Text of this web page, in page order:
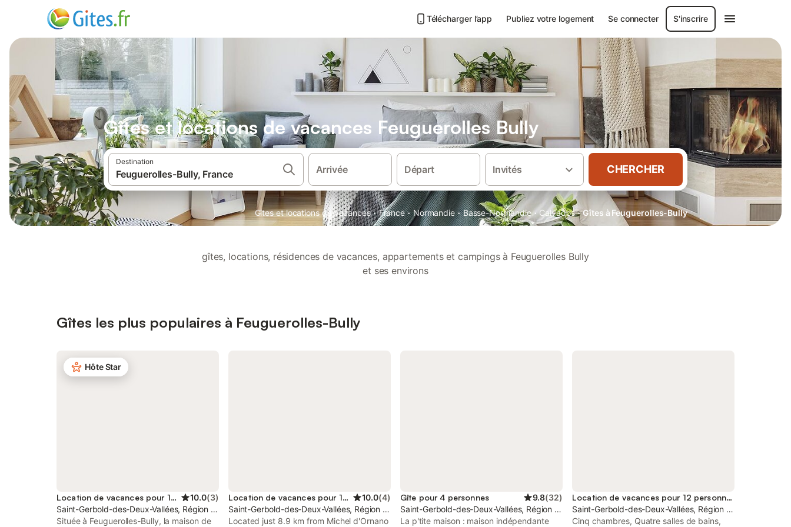
Télécharger l’app Publiez votre logement Se connecter S'inscrire
Gîtes et locations de vacances Feuguerolles Bully
Destination
Arrivée Départ Invités CHERCHER
Gîtes et locations de vacances · France · Normandie · Basse-Normandie · Calvados · Gîtes à Feuguerolles-Bully
gîtes, locations, résidences de vacances, appartements et campings à Feuguerolles Bully
et ses environs
Gîtes les plus populaires à Feuguerolles-Bully
Hôte Star
Location de vacances pour 10 personnes 10.0(3)
Saint-Gerbold-des-Deux-Vallées, Région de Caen
Située à Feuguerolles-Bully, la maison de
Location de vacances pour 12 personnes 10.0(4)
Saint-Gerbold-des-Deux-Vallées, Région de Caen
Located just 8.9 km from Michel d'Ornano
Gîte pour 4 personnes 9.8(32)
Saint-Gerbold-des-Deux-Vallées, Région de Caen
La p'tite maison : maison indépendante
Location de vacances pour 12 personnes
Saint-Gerbold-des-Deux-Vallées, Région de Caen
Cinq chambres, Quatre salles de bains,